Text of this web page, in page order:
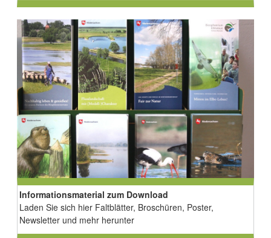
Informationsmaterial zum Download
Laden Sie sich hier Faltblätter, Broschüren, Poster,
Newsletter und mehr herunter